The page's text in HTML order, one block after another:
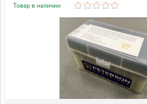
Товар в наличии